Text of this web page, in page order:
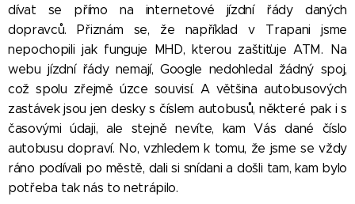
dívat se přímo na internetové jízdní řády daných
dopravců. Přiznám se, že například v Trapani jsme
nepochopili jak funguje MHD, kterou zaštiťuje ATM. Na
webu jízdní řády nemají, Google nedohledal žádný spoj,
což spolu zřejmě úzce souvisí. A většina autobusových
zastávek jsou jen desky s číslem autobusů, některé pak i s
časovými údaji, ale stejně nevíte, kam Vás dané číslo
autobusu dopraví. No, vzhledem k tomu, že jsme se vždy
ráno podívali po městě, dali si snídani a došli tam, kam bylo
potřeba tak nás to netrápilo.